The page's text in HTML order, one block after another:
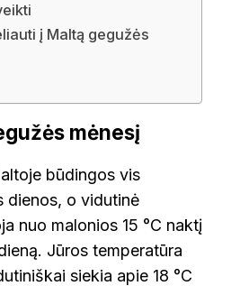
į Maltą gegužės
mėnesį
būdingos vis
dienos, o vidutinė
nuo malonios 15 °C naktį
Jūros temperatūra
siekia apie 18 °C